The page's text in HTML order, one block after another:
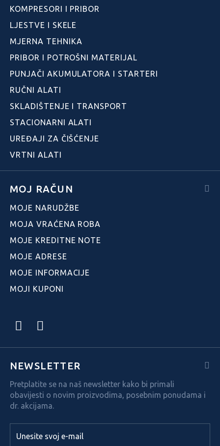
KOMPRESORI I PRIBOR
LJESTVE I SKELE
MJERNA TEHNIKA
PRIBOR I POTROŠNI MATERIJAL
PUNJAČI AKUMULATORA I STARTERI
RUČNI ALATI
SKLADIŠTENJE I TRANSPORT
STACIONARNI ALATI
UREĐAJI ZA ČIŠĆENJE
VRTNI ALATI
MOJ RAČUN
MOJE NARUDŽBE
MOJA VRAĆENA ROBA
MOJE KREDITNE NOTE
MOJE ADRESE
MOJE INFORMACIJE
MOJI KUPONI
NEWSLETTER
Pretplatite se na naš newsletter kako bi primali
obavijesti o novim proizvodima, posebnim ponudama i
dr. akcijama.